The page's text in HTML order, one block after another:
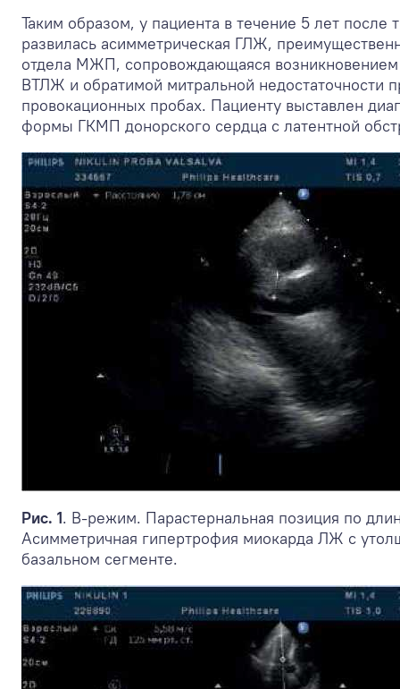
Таким образом, у пациента в течение 5 лет после
развилась асимметрическая ГЛЖ,
отдела МЖП, сопровождающаяся возникновением
ВТЛЖ и обратимой митральной недостаточности
провокационных пробах. Пациенту выставлен
формы ГКМП донорского сердца с латентной
Рис. 1. В-режим. Парастернальная позиция по
Асимметричная гипертрофия миокарда ЛЖ с
базальном сегменте.